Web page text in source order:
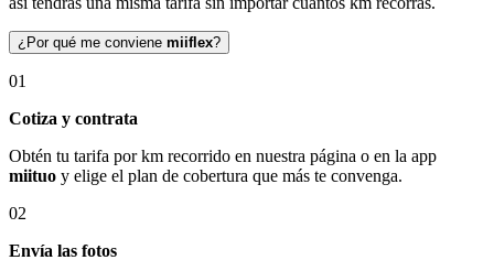
¿Por qué me conviene miiflex?
01
Cotiza y contrata
Obtén tu tarifa por km recorrido en nuestra página o en la app
miituo y elige el plan de cobertura que más te convenga.
02
Envía las fotos